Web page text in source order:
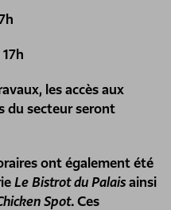
les accès aux
du secteur seront
ont également été
Le Bistrot du Palais ainsi
Spot. Ces